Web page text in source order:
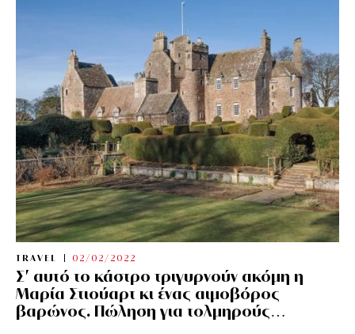
TRAVEL 02/02/2022
Σ’ αυτό το κάστρο τριγυρνούν ακόμη η
Μαρία Στιούαρτ κι ένας αιμοβόρος
βαρώνος. Πώληση για τολμηρούς…